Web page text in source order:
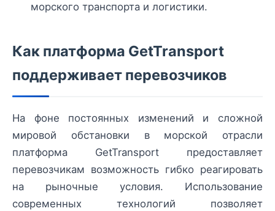
морского транспорта и логистики.
Как платформа GetTransport
поддерживает перевозчиков
На фоне постоянных изменений и сложной
мировой обстановки в морской отрасли
платформа GetTransport предоставляет
перевозчикам возможность гибко реагировать
на рыночные условия. Использование
современных технологий позволяет